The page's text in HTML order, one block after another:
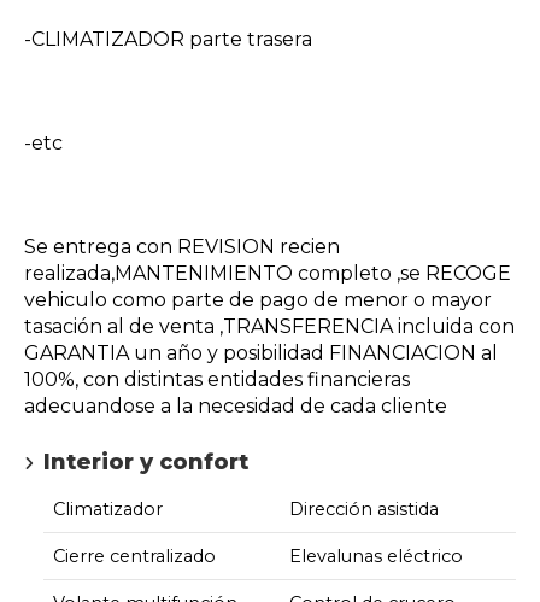
-CLIMATIZADOR parte trasera
-etc
Se entrega con REVISION recien
realizada,MANTENIMIENTO completo ,se RECOGE
vehiculo como parte de pago de menor o mayor
tasación al de venta ,TRANSFERENCIA incluida con
GARANTIA un año y posibilidad FINANCIACION al
100%, con distintas entidades financieras
adecuandose a la necesidad de cada cliente
Interior y confort
Climatizador Dirección asistida
Cierre centralizado Elevalunas eléctrico